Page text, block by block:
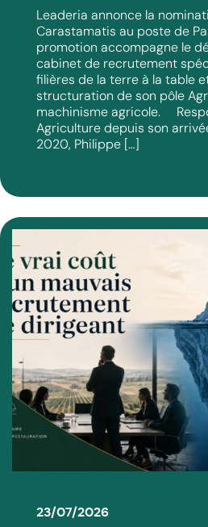
Leaderia annonce la
Carastamatis au poste de
promotion accompagne le
cabinet de recrutement
filières de la terre à la table
structuration de son pôle
machinisme agricole.
Agriculture depuis son
2020, Philippe […]
23/07/2026